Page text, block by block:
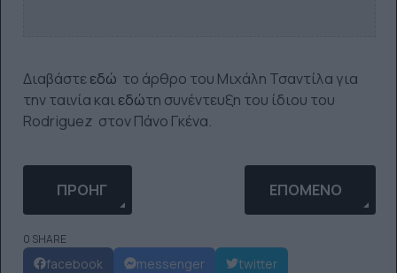
Διαβάστεεδώ το άρθρο του Μιχάλη Τσαντίλα για
την ταινία καιεδώτη συνέντευξη του ίδιου του
Rodriguez στον Πάνο Γκένα.
ΠΡΟΗΓΟΎΜΕΝΟ ΆΡΘΡΟ: Ο ΝΈΟΣ ΔΊΣΚΟΣ ΤΗΣ LANA
ΠΡΟΗΓ ΕΠΌΜΕΝΟ ΆΡΘΡΟ:
ΕΠΌΜΕΝΟ
0 SHARE
facebook messenger
twitter